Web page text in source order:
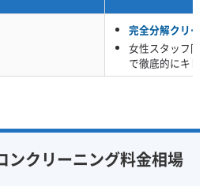
完全分解クリー
女性スタッフ同
で徹底的にキレ
ンクリーニング料金相場